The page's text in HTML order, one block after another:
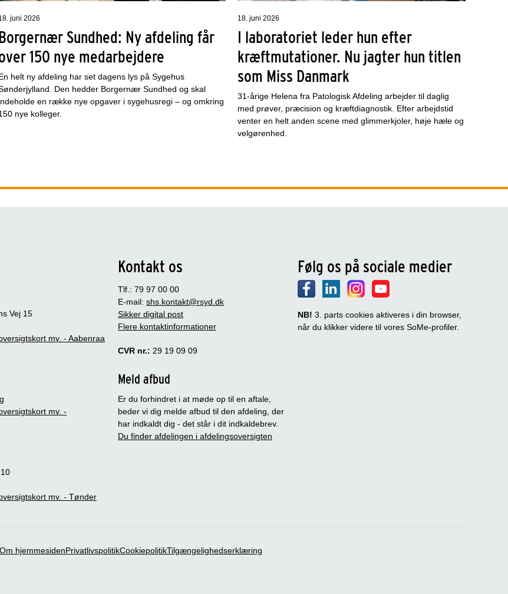
juni 2026
Borgernær Sundhed: Ny afdeling får
150 nye medarbejdere
helt ny afdeling har set dagens lys på Sygehus
Den hedder Borgernær Sundhed og skal
en række nye opgaver i sygehusregi – og omkring
nye kolleger.
18. juni 2026
I laboratoriet leder hun efter
kræftmutationer. Nu jagter hun titlen
som Miss Danmark
31-årige Helena fra Patologisk Afdeling arbejder til daglig
med prøver, præcision og kræftdiagnostik. Efter arbejdstid
venter en helt anden scene med glimmerkjoler, høje hæle og
velgørenhed.
Vej 15
mv. - Aabenraa
mv. -
mv. - Tønder
Kontakt os
Tlf.: 79 97 00 00
E-mail: shs.kontakt@rsyd.dk
Sikker digital post
Flere kontaktinformationer
CVR nr.: 29 19 09 09
Meld afbud
Er du forhindret i at møde op til en aftale,
beder vi dig melde afbud til den afdeling, der
har indkaldt dig - det står i dit indkaldebrev.
Du finder afdelingen i afdelingsoversigten
Følg os på sociale medier
NB! 3. parts cookies aktiveres i din browser,
når du klikker videre til vores SoMe-profiler.
Om hjemmesidenPrivatlivspolitikCookiepolitikTilgængelighedserklæring